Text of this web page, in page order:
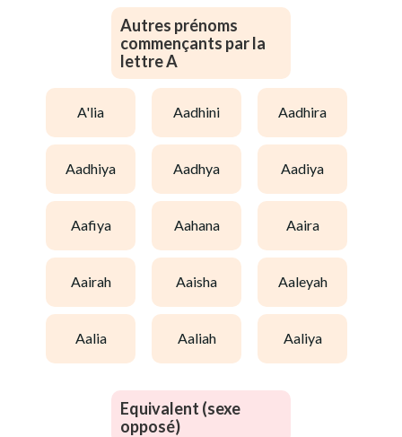
Autres prénoms
commençants par la
lettre A
a'lia aadhini aadhira
aadhiya aadhya aadiya
aafiya aahana aaira
aairah aaisha aaleyah
aalia aaliah aaliya
Equivalent (sexe
opposé)